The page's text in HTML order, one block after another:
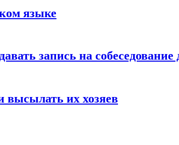
языке
запись на собеседование
высылать их хозяев